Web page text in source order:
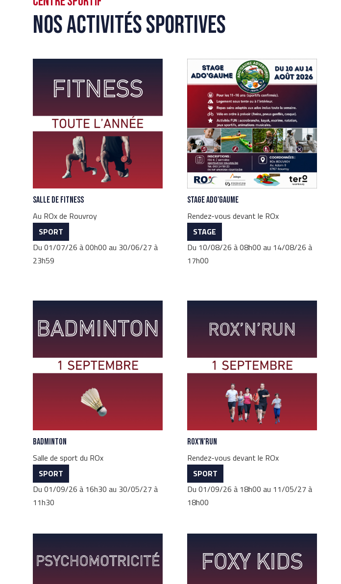
Nos activités sportives
Salle de Fitness
Au ROx de Rouvroy
SPORT
Du 01/07/26 à 00h00 au 30/06/27 à
23h59
Stage Ado'Gaume
Rendez-vous devant le ROx
STAGE
Du 10/08/26 à 08h00 au 14/08/26 à
17h00
Badminton
Salle de sport du ROx
SPORT
Du 01/09/26 à 16h30 au 30/05/27 à
11h30
ROx'n'Run
Rendez-vous devant le ROx
SPORT
Du 01/09/26 à 18h00 au 11/05/27 à
18h00